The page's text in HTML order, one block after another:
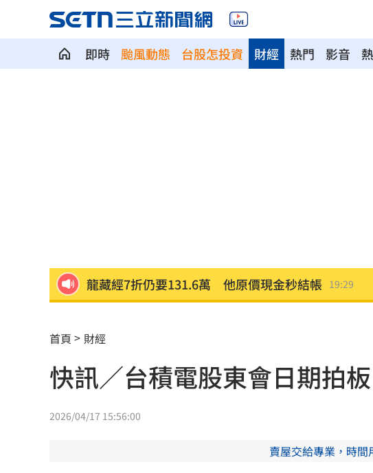
即時 颱風動態 台股怎投資 熱門 影音
財經
99歲婆婆「月花35萬」！66歲媳無法退休 19:20
想靠正二翻本？ 達人教戰槓反ETF心法
男同事追求不成跟騷偷拍 女師控校方霸凌 19:08
一軍不是來跑龍套 餅總對新人不手下留情
靠2根鐵軌橫掃AI鏈 川湖財報衝上萬金股
首頁 財經
快訊／台積電股東會日期拍
2026/04/17 15:56:00
賣屋交給專業，時間